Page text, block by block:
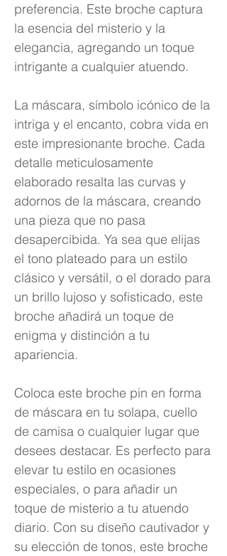
preferencia. Este broche captura
la esencia del misterio y la
elegancia, agregando un toque
intrigante a cualquier atuendo.
La máscara, símbolo icónico de la
intriga y el encanto, cobra vida en
este impresionante broche. Cada
detalle meticulosamente
elaborado resalta las curvas y
adornos de la máscara, creando
una pieza que no pasa
desapercibida. Ya sea que elijas
el tono plateado para un estilo
clásico y versátil, o el dorado para
un brillo lujoso y sofisticado, este
broche añadirá un toque de
enigma y distinción a tu
apariencia.
Coloca este broche pin en forma
de máscara en tu solapa, cuello
de camisa o cualquier lugar que
desees destacar. Es perfecto para
elevar tu estilo en ocasiones
especiales, o para añadir un
toque de misterio a tu atuendo
diario. Con su diseño cautivador y
su elección de tonos, este broche